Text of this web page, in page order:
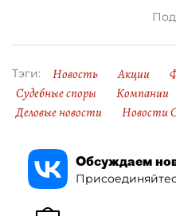
Тэги: Новость Акции
Судебные споры
Компании
Деловые новости
Новости
Обсуждаем